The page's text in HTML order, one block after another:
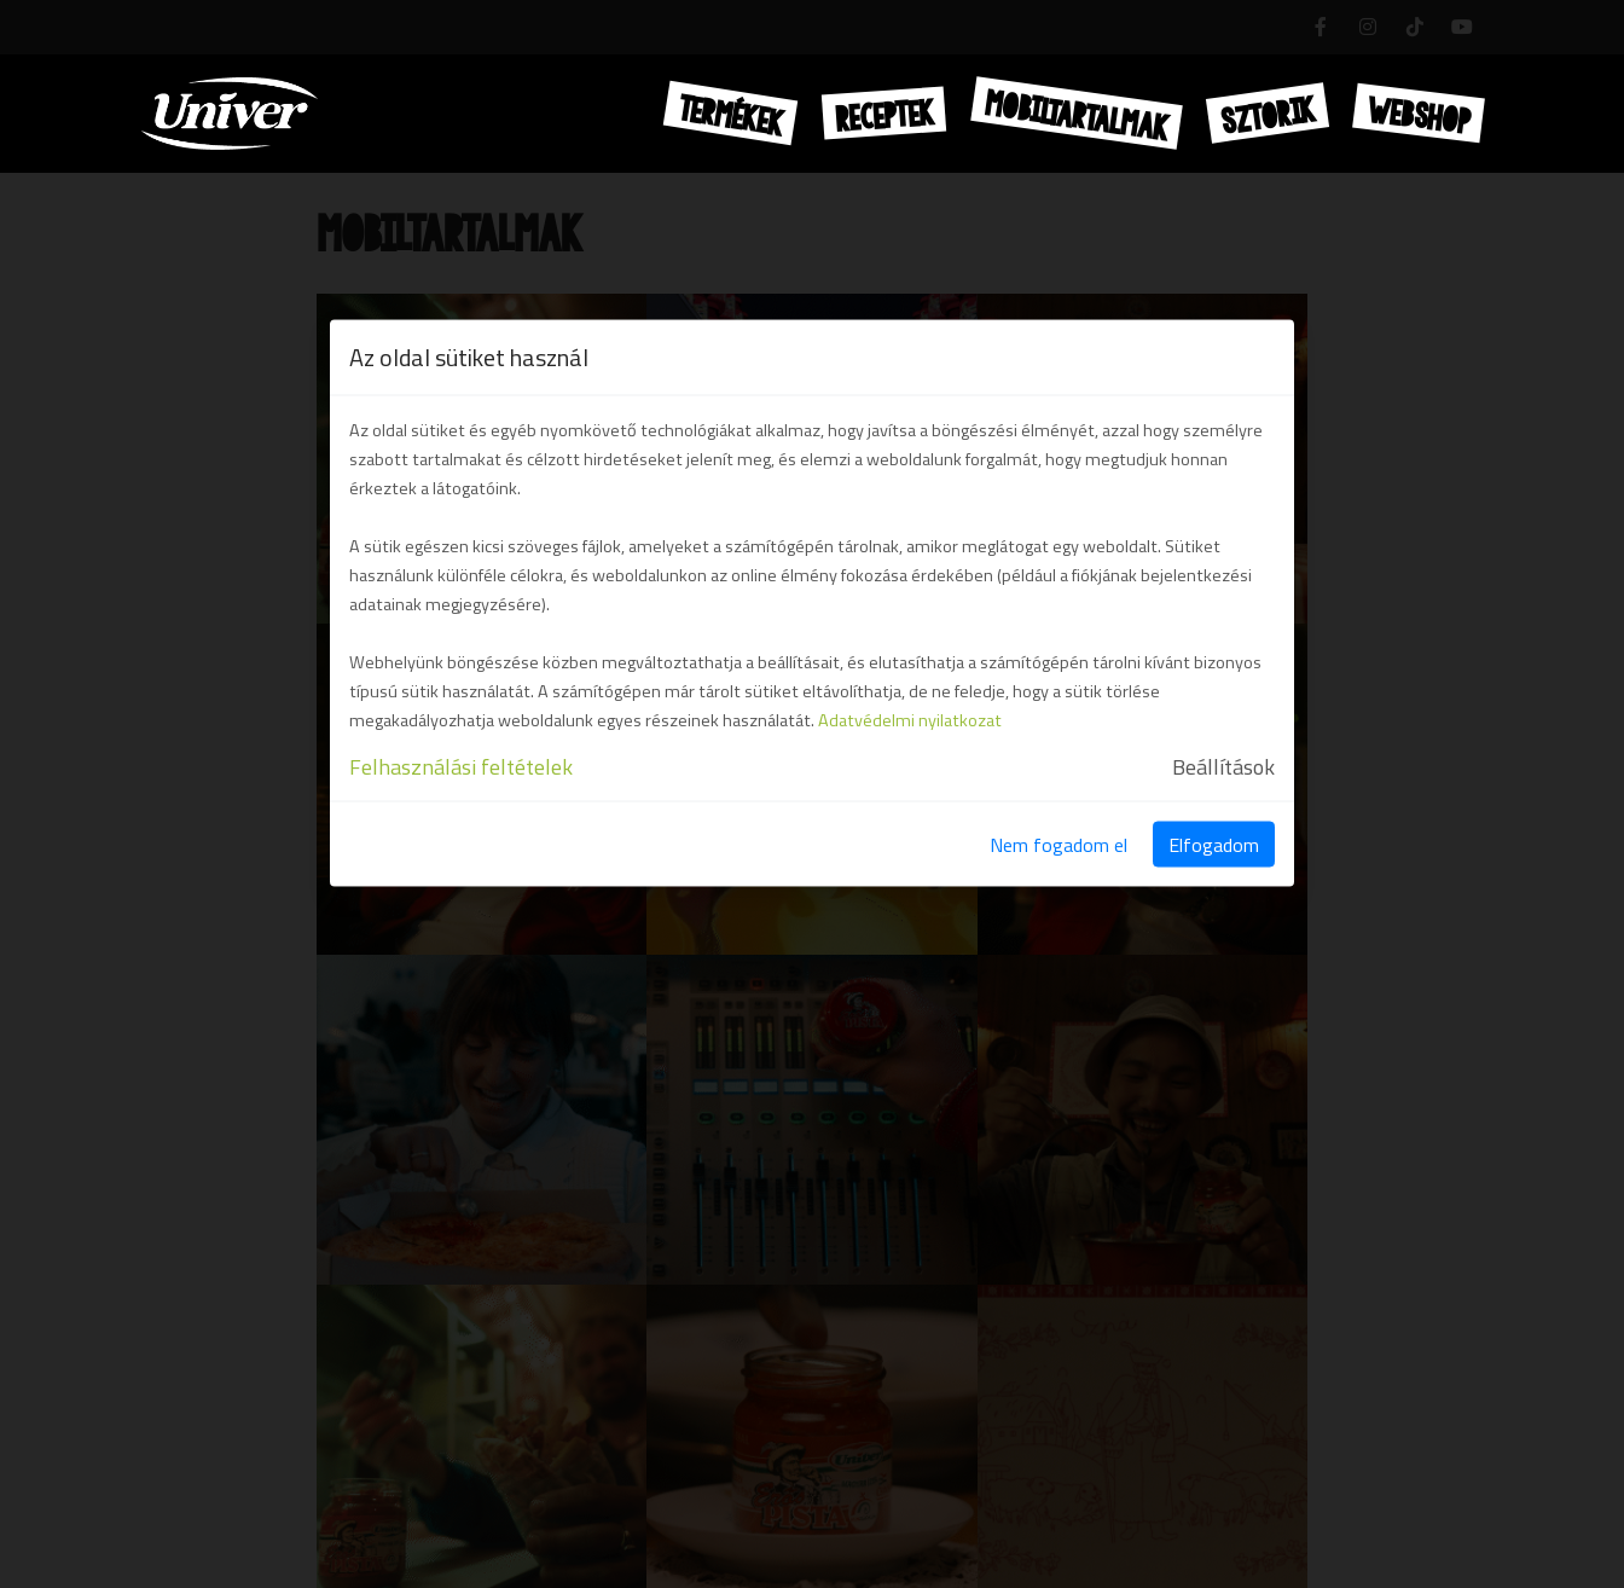
TERMÉKEK RECEPTEK MOBILTARTALMAK SZTORIK WEBSHOP
MOBILTARTALMAK
Az oldal sütiket használ
Az oldal sütiket és egyéb nyomkövető technológiákat alkalmaz, hogy javítsa a böngészési élményét, azzal hogy személyre
szabott tartalmakat és célzott hirdetéseket jelenít meg, és elemzi a weboldalunk forgalmát, hogy megtudjuk honnan
érkeztek a látogatóink.
A sütik egészen kicsi szöveges fájlok, amelyeket a számítógépén tárolnak, amikor meglátogat egy weboldalt. Sütiket
használunk különféle célokra, és weboldalunkon az online élmény fokozása érdekében (például a fiókjának bejelentkezési
adatainak megjegyzésére).
Webhelyünk böngészése közben megváltoztathatja a beállításait, és elutasíthatja a számítógépén tárolni kívánt bizonyos
típusú sütik használatát. A számítógépen már tárolt sütiket eltávolíthatja, de ne feledje, hogy a sütik törlése
megakadályozhatja weboldalunk egyes részeinek használatát.Adatvédelmi nyilatkozat
Felhasználási feltételek Beállítások
Nem fogadom el Elfogadom